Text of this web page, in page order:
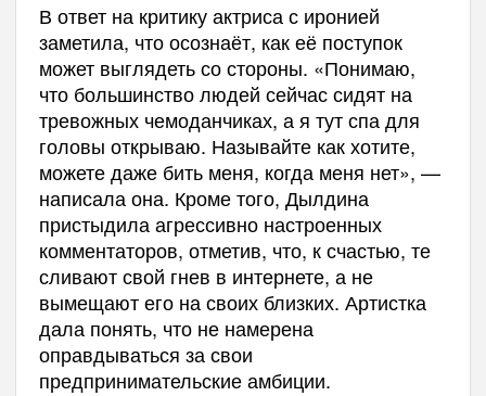
В ответ на критику актриса с иронией
заметила, что осознаёт, как её поступок
может выглядеть со стороны. «Понимаю,
что большинство людей сейчас сидят на
тревожных чемоданчиках, а я тут спа для
головы открываю. Называйте как хотите,
можете даже бить меня, когда меня нет», —
написала она. Кроме того, Дылдина
пристыдила агрессивно настроенных
комментаторов, отметив, что, к счастью, те
сливают свой гнев в интернете, а не
вымещают его на своих близких. Артистка
дала понять, что не намерена
оправдываться за свои
предпринимательские амбиции.